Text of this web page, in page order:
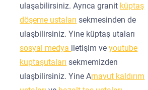
ulaşabilirsiniz. Ayrıca granit küptaş
döşeme ustaları sekmesinden de
ulaşbilirsiniz. Yine küptaş utaları
sosyal medya iletişim veyoutube
kuptaşutaları sekmemizden
ulaşbilirsiniz. Yine Arnavut kaldırım